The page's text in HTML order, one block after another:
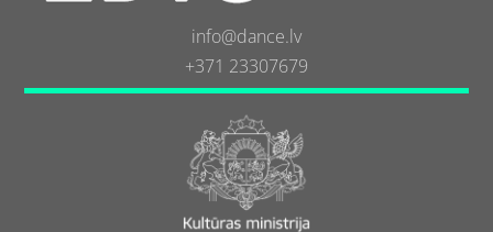
info@dance.lv
+371 23307679